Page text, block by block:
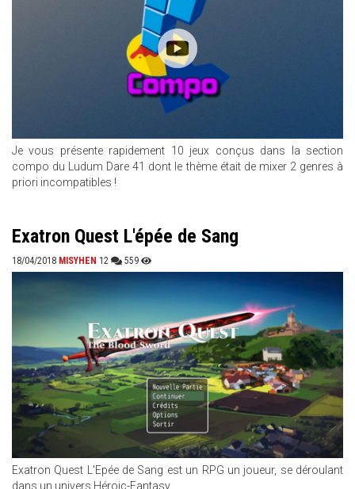
Je vous présente rapidement 10 jeux conçus dans la section
compo du Ludum Dare 41 dont le thème était de mixer 2 genres à
priori incompatibles !
Exatron Quest L'épée de Sang
18/04/2018 MISYHEN 12 559
Exatron Quest L'Epée de Sang est un RPG un joueur, se déroulant
dans un univers Héroic-Fantasy.